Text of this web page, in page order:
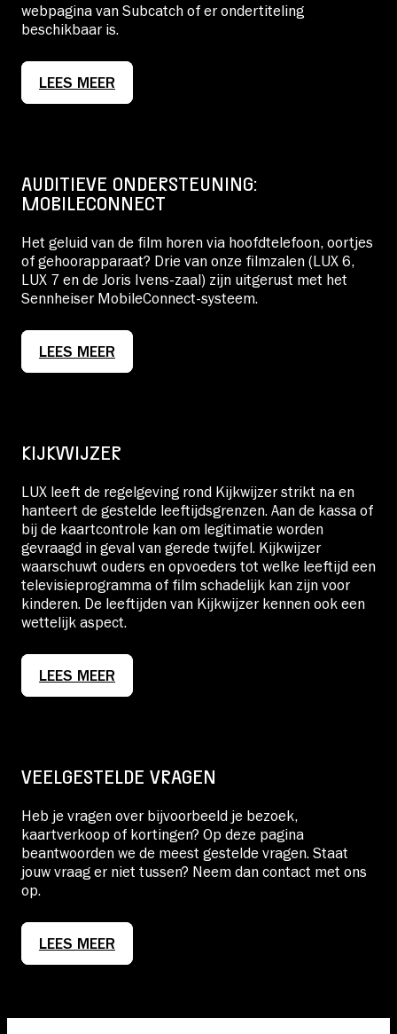
webpagina van Subcatch of er ondertiteling
beschikbaar is.
LEES MEER
AUDITIEVE ONDERSTEUNING:
MOBILECONNECT
Het geluid van de film horen via hoofdtelefoon, oortjes
of gehoorapparaat? Drie van onze filmzalen (LUX 6,
LUX 7 en de Joris Ivens-zaal) zijn uitgerust met het
Sennheiser MobileConnect-systeem.
LEES MEER
KIJKWIJZER
LUX leeft de regelgeving rond Kijkwijzer strikt na en
hanteert de gestelde leeftijdsgrenzen. Aan de kassa of
bij de kaartcontrole kan om legitimatie worden
gevraagd in geval van gerede twijfel. Kijkwijzer
waarschuwt ouders en opvoeders tot welke leeftijd een
televisieprogramma of film schadelijk kan zijn voor
kinderen. De leeftijden van Kijkwijzer kennen ook een
wettelijk aspect.
LEES MEER
VEELGESTELDE VRAGEN
Heb je vragen over bijvoorbeeld je bezoek,
kaartverkoop of kortingen? Op deze pagina
beantwoorden we de meest gestelde vragen. Staat
jouw vraag er niet tussen? Neem dan contact met ons
op.
LEES MEER